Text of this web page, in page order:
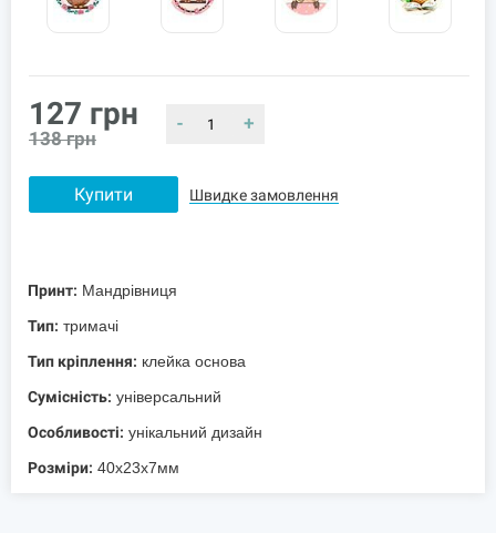
127 грн
138 грн
- +
Купити Швидке замовлення
Принт: Мандрівниця
Тип: тримачі
Тип кріплення: клейка основа
Сумісність: універсальний
Особливості: унікальний дизайн
Розміри: 40х23х7мм